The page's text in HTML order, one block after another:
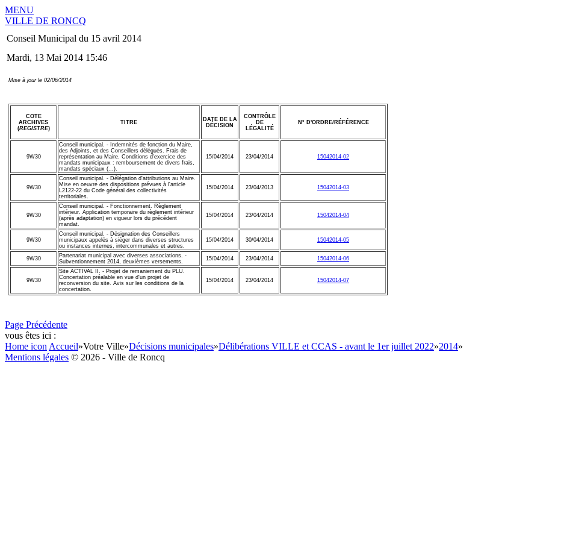
MENU
VILLE DE RONCQ
Conseil Municipal du 15 avril 2014
Mardi, 13 Mai 2014 15:46
Mise à jour le 02/06/2014
COTE
ARCHIVES
(REGISTRE)
TITRE
DATE DE LA
DÉCISION
CONTRÔLE
DE
LÉGALITÉ
N° D'ORDRE/RÉFÉRENCE
9W30
Conseil municipal. - Indemnités de fonction du Maire,
des Adjoints, et des Conseillers délégués. Frais de
représentation au Maire. Conditions d'exercice des
mandats municipaux : remboursement de divers frais,
mandats spéciaux (...).
15/04/2014 23/04/2014 15042014-02
9W30
Conseil municipal. - Délégation d'attributions au Maire.
Mise en oeuvre des dispositions prévues à l'article
L2122-22 du Code général des collectivités
territoriales.
15/04/2014 23/04/2013 15042014-03
9W30
Conseil municipal. - Fonctionnement. Règlement
intérieur. Application temporaire du règlement intérieur
(après adaptation) en vigueur lors du précédent
mandat.
15/04/2014 23/04/2014 15042014-04
9W30
Conseil municipal. - Désignation des Conseillers
municipaux appelés à siéger dans diverses structures
ou instances internes, intercommunales et autres.
15/04/2014 30/04/2014 15042014-05
9W30
Partenariat municipal avec diverses associations. -
Subventionnement 2014, deuxièmes versements.
15/04/2014 23/04/2014 15042014-06
9W30
Site ACTIVAL II. - Projet de remaniement du PLU.
Concertation préalable en vue d'un projet de
reconversion du site. Avis sur les conditions de la
concertation.
15/04/2014 23/04/2014 15042014-07
Page Précédente
vous êtes ici :
Home icon Accueil»Votre Ville»Décisions municipales»Délibérations VILLE et CCAS - avant le 1er juillet 2022»2014»
Mentions légales © 2026 - Ville de Roncq